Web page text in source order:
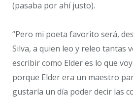
(pasaba por ahí justo).
“Pero mi poeta favorito será,
Silva, a quien leo y releo tantas
escribir como Elder es lo que
porque Elder era un maestro
gustaría un día poder decir las